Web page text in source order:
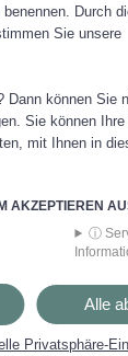
Pannen am
nicht mehr
ein Foto
Nachricht
nicht weiter?
Durch
Sie unsere
Dann können Sie
Sie können
mit Ihnen in
AKZEPTIEREN
ⓘ
Alle
Privatsphäre-